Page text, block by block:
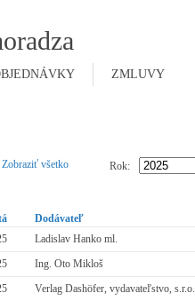
ZMLUVY
Zobraziť všetko Rok:
Dodávateľ
Ladislav Hanko ml.
Ing. Oto Mikloš
Verlag Dashöfer, vydavateľstvo, s.r.o.